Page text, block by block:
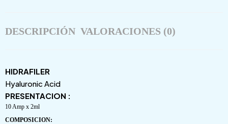
DESCRIPCIÓN VALORACIONES (0)
HIDRAFILER
Hyaluronic Acid
PRESENTACION :
10 Amp x 2ml
COMPOSICION: